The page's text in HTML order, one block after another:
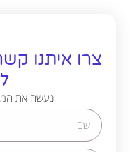
צרו איתנו
נעשה את